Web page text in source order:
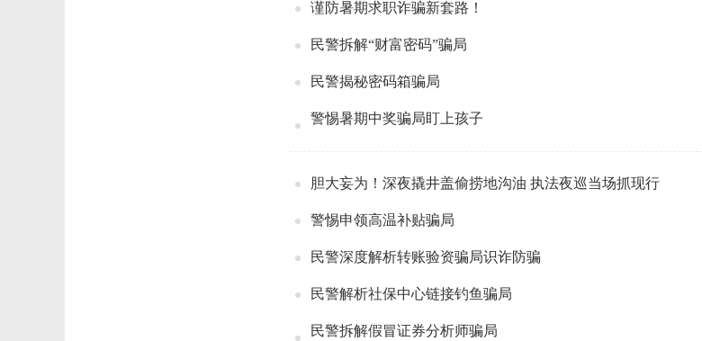
谨防暑期求职诈骗新套路！
民警拆解“财富密码”骗局
民警揭秘密码箱骗局
警惕暑期中奖骗局盯上孩子
胆大妄为！深夜撬井盖偷捞地沟油 执法夜巡当场抓现行
警惕申领高温补贴骗局
民警深度解析转账验资骗局识诈防骗
民警解析社保中心链接钓鱼骗局
民警拆解假冒证券分析师骗局